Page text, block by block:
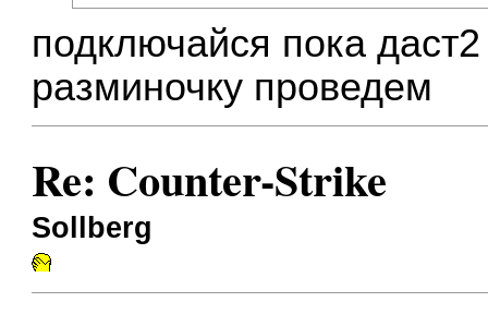
подключайся пока даст2
разминочку проведем
Re: Counter-Strike
Sollberg